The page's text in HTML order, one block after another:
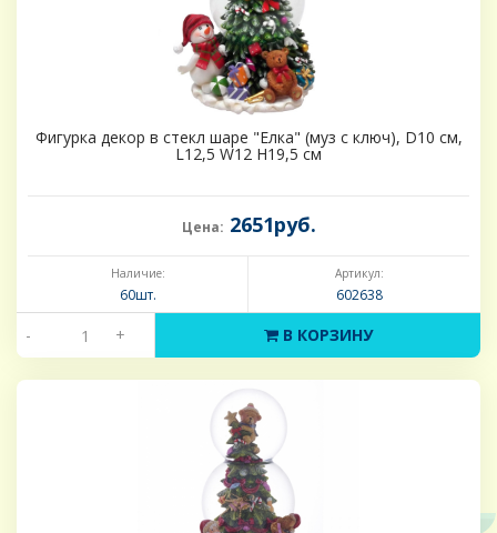
Фигурка декор в стекл шаре "Елка" (муз с ключ), D10 см,
L12,5 W12 H19,5 см
Цена: 2651руб.
Наличие:
60шт.
Артикул:
602638
- + В КОРЗИНУ